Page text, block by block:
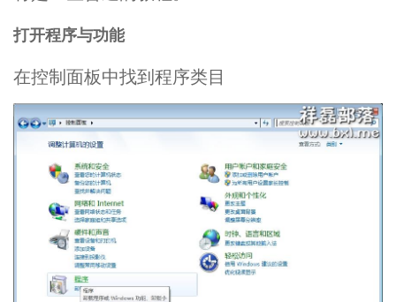
打开程序与功能
在控制面板中找到程序类目